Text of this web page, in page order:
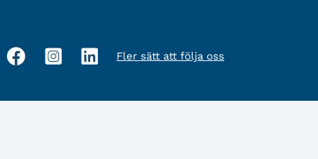
Sociala
Fler sätt att följa oss